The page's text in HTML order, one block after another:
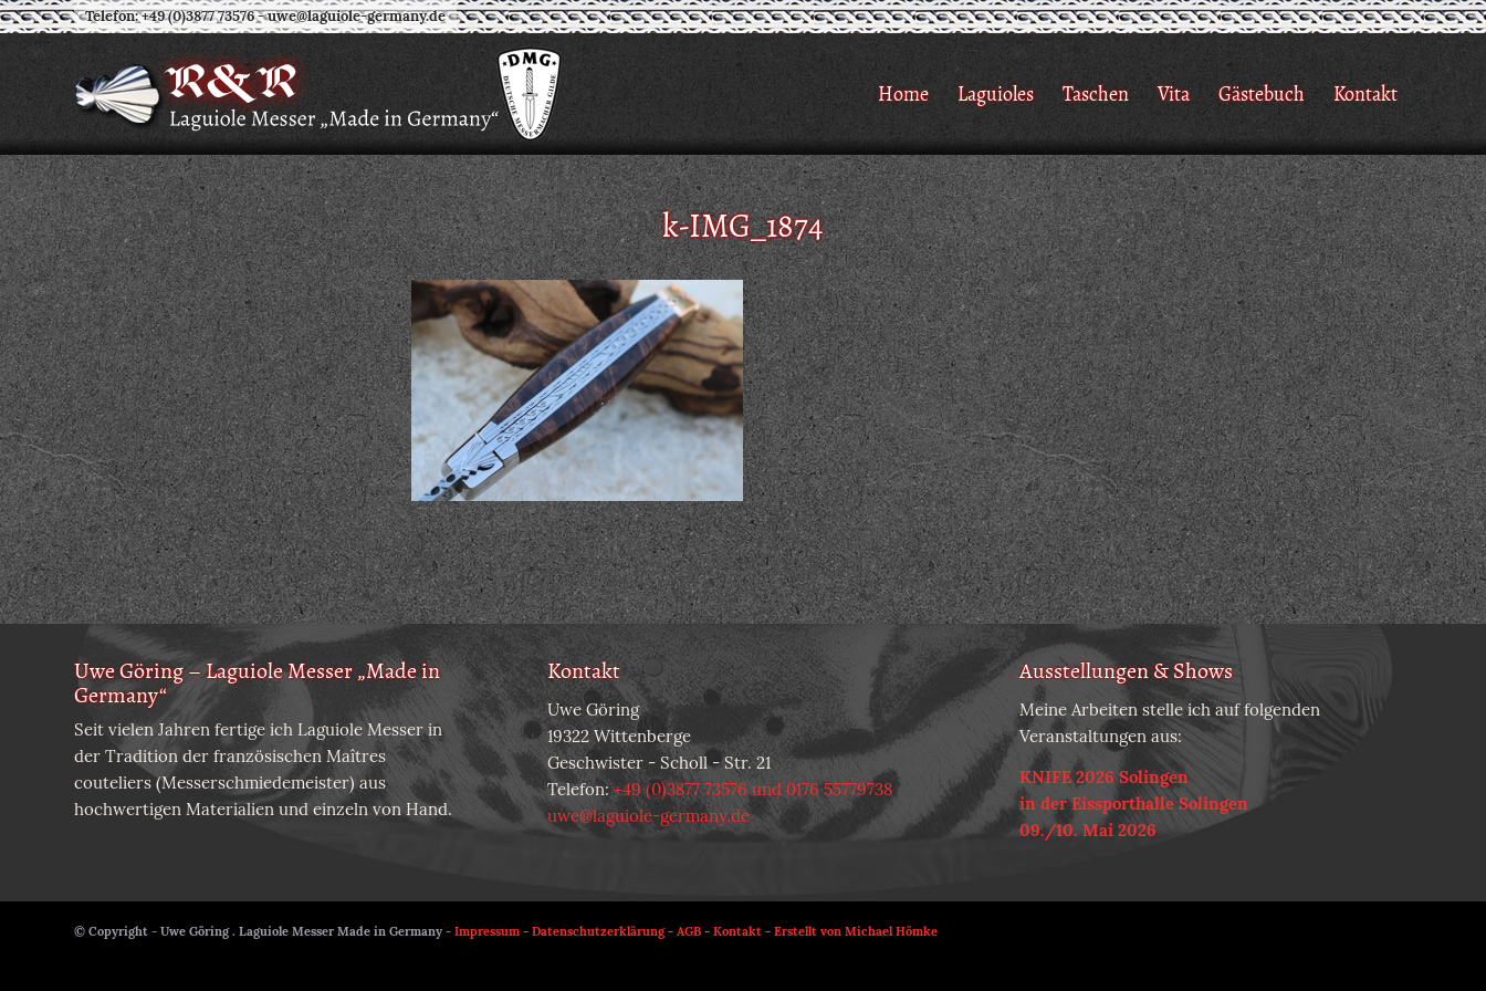
Telefon: +49 (0)3877 73576-uwe@laguiole-germany.de
Home Laguioles Taschen Vita Gästebuch Kontakt
k-IMG_1874
Uwe Göring – Laguiole Messer „Made in
Germany“
Seit vielen Jahren fertige ich Laguiole Messer in
der Tradition der französischen Maîtres
couteliers (Messerschmiedemeister) aus
hochwertigen Materialien und einzeln von Hand.
Kontakt
Uwe Göring
19322 Wittenberge
Geschwister - Scholl - Str. 21
Telefon:+49 (0)3877 73576 und 0176 55779738
uwe@laguiole-germany.de
Ausstellungen & Shows
Meine Arbeiten stelle ich auf folgenden
Veranstaltungen aus:
KNIFE 2026 Solingen
in der Eissporthalle Solingen
09./10. Mai 2026
© Copyright - Uwe Göring . Laguiole Messer Made in Germany - Impressum - Datenschutzerklärung- AGB - Kontakt - Erstellt von Michael Hömke